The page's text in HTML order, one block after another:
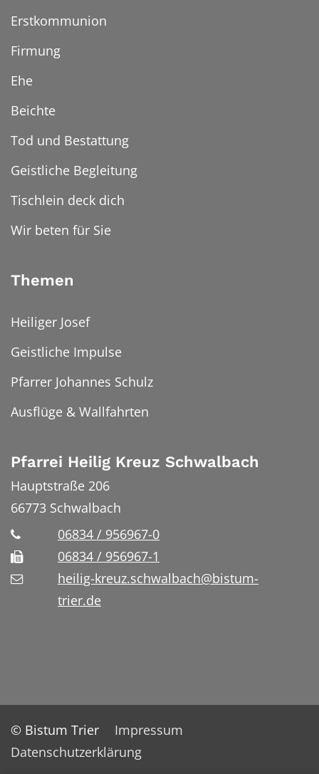
Erstkommunion
Firmung
Ehe
Beichte
Tod und Bestattung
Geistliche Begleitung
Tischlein deck dich
Wir beten für Sie
Themen
Heiliger Josef
Geistliche Impulse
Pfarrer Johannes Schulz
Ausflüge & Wallfahrten
Pfarrei Heilig Kreuz Schwalbach
Hauptstraße 206
66773 Schwalbach
06834 / 956967-0
06834 / 956967-1
heilig-kreuz.schwalbach@bistum-
trier.de
© Bistum Trier
Impressum
Datenschutzerklärung